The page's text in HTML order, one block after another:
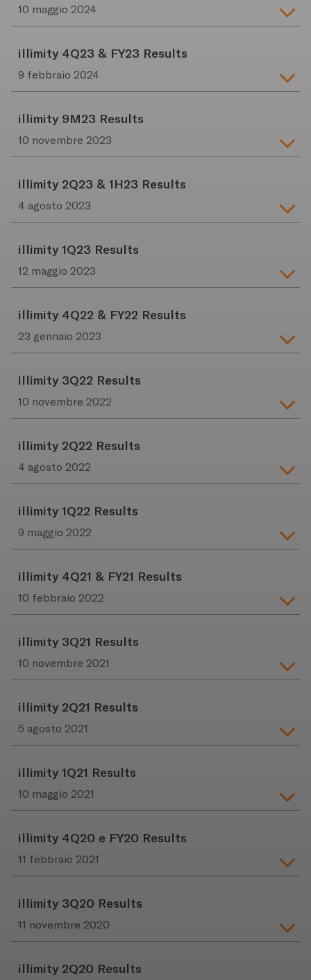
10 maggio 2024
illimity 4Q23 & FY23 Results
9 febbraio 2024
illimity 9M23 Results
10 novembre 2023
illimity 2Q23 & 1H23 Results
4 agosto 2023
illimity 1Q23 Results
12 maggio 2023
illimity 4Q22 & FY22 Results
23 gennaio 2023
illimity 3Q22 Results
10 novembre 2022
illimity 2Q22 Results
4 agosto 2022
illimity 1Q22 Results
9 maggio 2022
illimity 4Q21 & FY21 Results
10 febbraio 2022
illimity 3Q21 Results
10 novembre 2021
illimity 2Q21 Results
5 agosto 2021
illimity 1Q21 Results
10 maggio 2021
illimity 4Q20 e FY20 Results
11 febbraio 2021
illimity 3Q20 Results
11 novembre 2020
illimity 2Q20 Results